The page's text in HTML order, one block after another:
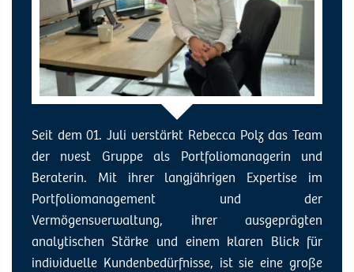
Seit dem 01. Juli verstärkt Rebecca Polz das Team
der nvest Gruppe als Portfoliomanagerin und
Beraterin. Mit ihrer langjährigen Expertise im
Portfoliomanagement und der
Vermögensverwaltung, ihrer ausgeprägten
analytischen Stärke und einem klaren Blick für
individuelle Kundenbedürfnisse, ist sie eine große